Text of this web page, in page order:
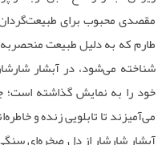
مقصدی محبوب برای
طارم که به دلیل طبیعت
شناخته می‌شود، در آبشار
خود را به نمایش گذاشته
می‌آمیزند تا تابلویی زنده و
آبشار شارشار از دل صخره‌ای